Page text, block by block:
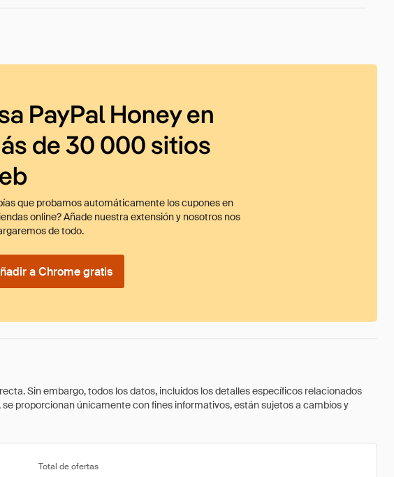
PayPal Honey en
de 30 000 sitios
que probamos automáticamente los cupones en
online? Añade nuestra extensión y nosotros nos
de todo.
a Chrome gratis
Sin embargo, todos los datos, incluidos los detalles específicos relacionados
proporcionan únicamente con fines informativos, están sujetos a cambios y
Total de ofertas